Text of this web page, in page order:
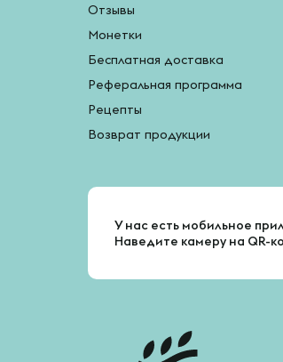
Отзывы
Монетки
Бесплатная доставка
Реферальная программа
Рецепты
Возврат продукции
У нас есть мобильное
Наведите камеру на QR-